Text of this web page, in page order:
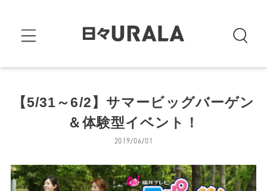
【5/31～6/2】サマービッグバーゲン
＆体験型イベント！
2019/06/01